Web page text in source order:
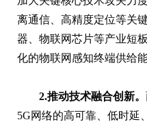
离通信、高精度定位等关
器、物联网芯片等产业短
化的物联网感知终端供给能
2.推动技术融合创新。
5G网络的高可靠、低时延